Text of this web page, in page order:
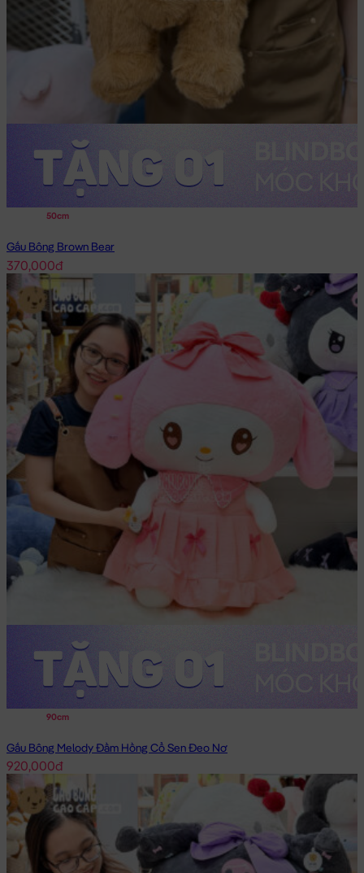
50cm
Gấu Bông Brown Bear
370,000đ
90cm
Gấu Bông Melody Đầm Hồng Cổ Sen Đeo Nơ
920,000đ